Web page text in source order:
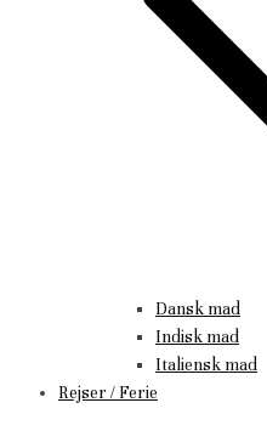
Dansk mad
Indisk mad
Italiensk mad
Rejser / Ferie